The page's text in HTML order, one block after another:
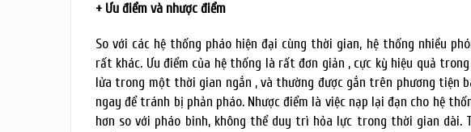
+ Ưu điểm và nhược điểm
So với các hệ thống pháo hiện đại cùng thời gian, hệ thống nhiều
rất khác. Ưu điểm của hệ thống là rất đơn giản , cực kỳ hiệu quả
lửa trong một thời gian ngắn , và thường được gắn trên phương tiện
ngay để tránh bị phản pháo. Nhược điểm là việc nạp lại đạn cho hệ
hơn so với pháo binh, không thể duy trì hỏa lực trong thời gian dài.